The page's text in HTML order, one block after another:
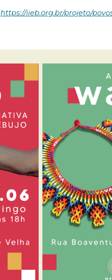
https://iieb.org.br/projeto/